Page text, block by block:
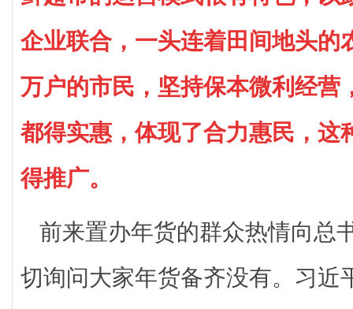
企业联合，一头连着田间地头的
万户的市民，坚持保本微利经营
都得实惠，体现了合力惠民，这
得推广。
前来置办年货的群众热情向总
切询问大家年货备齐没有。习近